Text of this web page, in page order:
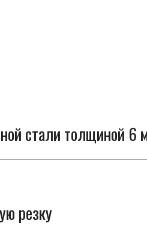
стали толщиной 6
резку